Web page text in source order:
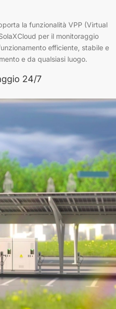
la funzionalità VPP (Virtual
per il monitoraggio
efficiente, stabile e
e da qualsiasi luogo.
24/7